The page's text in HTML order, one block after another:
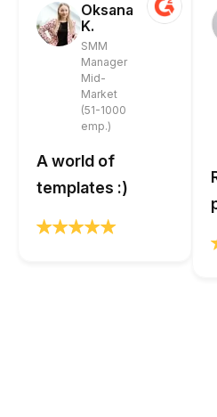
Oksana
K.
SMM
Manager
Mid-
Market
(51-1000
emp.)
A world of
templates :)